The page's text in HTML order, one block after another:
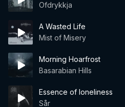
Ofdrykkja
A Wasted Life
Mist of Misery
Morning Hoarfrost
Basarabian Hills
Essence of loneliness
Sår